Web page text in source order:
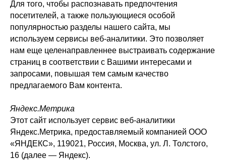
Для того, чтобы распознавать предпочтения
посетителей, а также пользующиеся особой
популярностью разделы нашего сайта, мы
используем сервисы веб-аналитики. Это позволяет
нам еще целенаправленнее выстраивать содержание
страниц в соответствии с Вашими интересами и
запросами, повышая тем самым качество
предлагаемого Вам контента.
Яндекс.Метрика
Этот сайт использует сервис веб-аналитики
Яндекс.Метрика, предоставляемый компанией ООО
«ЯНДЕКС», 119021, Россия, Москва, ул. Л. Толстого,
16 (далее — Яндекс).